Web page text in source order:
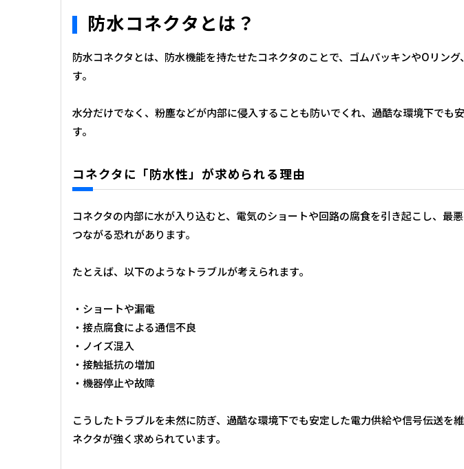
防水コネクタとは？
防水コネクタとは、防水機能を持たせたコネクタのことで、ゴムパッキンやOリン
す。
水分だけでなく、粉塵などが内部に侵入することも防いでくれ、過酷な環境下でも
す。
コネクタに「防水性」が求められる理由
コネクタの内部に水が入り込むと、電気のショートや回路の腐食を引き起こし、最
つながる恐れがあります。
たとえば、以下のようなトラブルが考えられます。
・ショートや漏電
・接点腐食による通信不良
・ノイズ混入
・接触抵抗の増加
・機器停止や故障
こうしたトラブルを未然に防ぎ、過酷な環境下でも安定した電力供給や信号伝送を
ネクタが強く求められています。